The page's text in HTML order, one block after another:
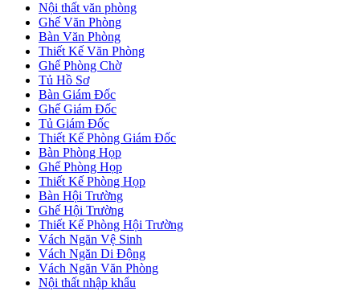
Nội thất văn phòng
Ghế Văn Phòng
Bàn Văn Phòng
Thiết Kế Văn Phòng
Ghế Phòng Chờ
Tủ Hồ Sơ
Bàn Giám Đốc
Ghế Giám Đốc
Tủ Giám Đốc
Thiết Kế Phòng Giám Đốc
Bàn Phòng Họp
Ghế Phòng Họp
Thiết Kế Phòng Họp
Bàn Hội Trường
Ghế Hội Trường
Thiết Kế Phòng Hội Trường
Vách Ngăn Vệ Sinh
Vách Ngăn Di Động
Vách Ngăn Văn Phòng
Nội thất nhập khẩu